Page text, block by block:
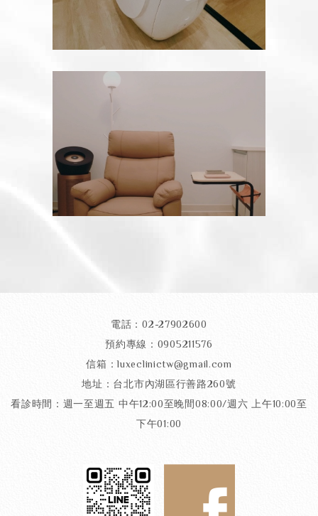
電話：02-27902600
預約專線：0905211576
信箱：luxeclinictw@gmail.com
地址：台北市內湖區行善路260號
看診時間：週一至週五 中午12:00至晚間08:00/週六 上午10:00至
下午01:00